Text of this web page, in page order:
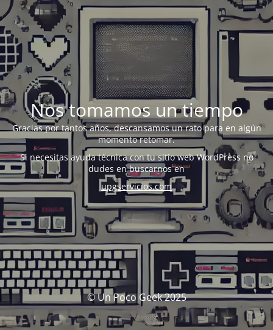
Nos tomamos un tiempo
Gracias por tantos años, descansamos un rato para en algún
momento retomar.
Si necesitas ayuda técnica con tu sitio web WordPress no
dudes en buscarnos en
upgservicios.com
© Un Poco Geek 2025